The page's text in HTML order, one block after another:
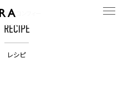
牡蛎のコンフィー
RECIPE
レシピ